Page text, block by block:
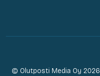
© Olutposti Media Oy 2026